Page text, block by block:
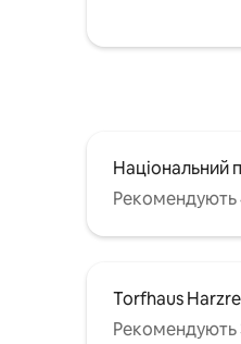
Національний
Рекомендують
Torfhaus
Рекомендують